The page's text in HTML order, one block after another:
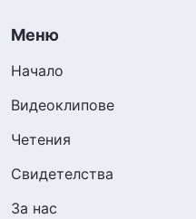
Меню
Начало
Видеоклипове
Четения
Свидетелства
За нас